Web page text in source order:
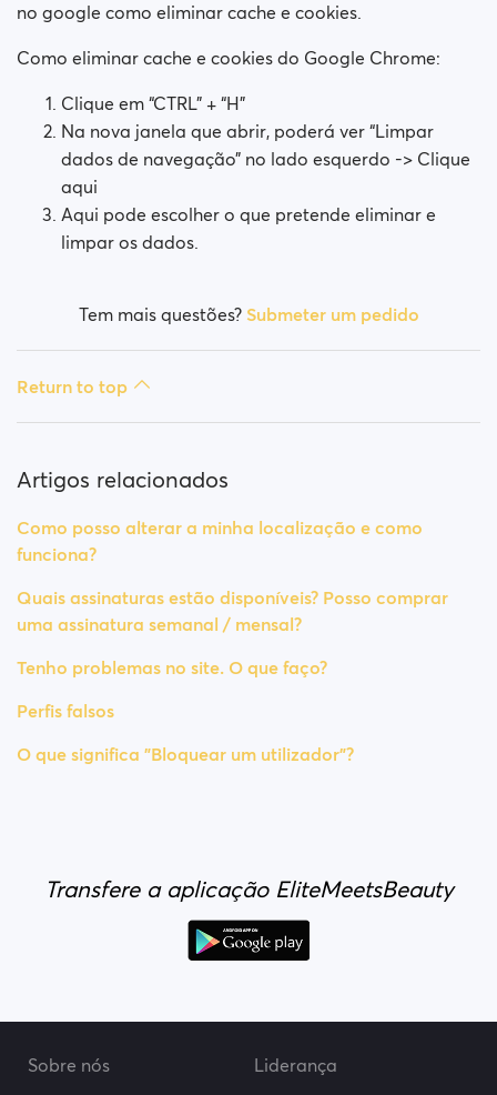
no google como eliminar cache e cookies.
Como eliminar cache e cookies do Google Chrome:
Clique em “CTRL” + “H”
Na nova janela que abrir, poderá ver “Limpar
dados de navegação” no lado esquerdo -> Clique
aqui
Aqui pode escolher o que pretende eliminar e
limpar os dados.
Tem mais questões? Submeter um pedido
Return to top
Artigos relacionados
Como posso alterar a minha localização e como
funciona?
Quais assinaturas estão disponíveis? Posso comprar
uma assinatura semanal / mensal?
Tenho problemas no site. O que faço?
Perfis falsos
O que significa "Bloquear um utilizador"?
Transfere a aplicação EliteMeetsBeauty
Sobre nós Liderança